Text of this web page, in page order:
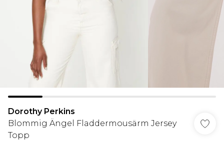
Dorothy Perkins
Blommig Ängel Fladdermousärm Jersey
Topp